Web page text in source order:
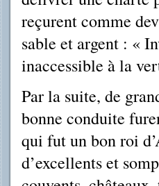
reçurent comme
sable et argent : «
inaccessible à la
Par la suite, de
bonne conduite
qui fut un bon roi
d’excellents et